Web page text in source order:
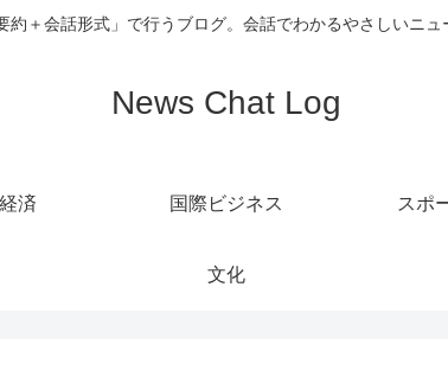
約＋会話形式」で行うブログ。会話でわかるやさしいニュ
News Chat Log
経済 国際ビジネス スポ
文化